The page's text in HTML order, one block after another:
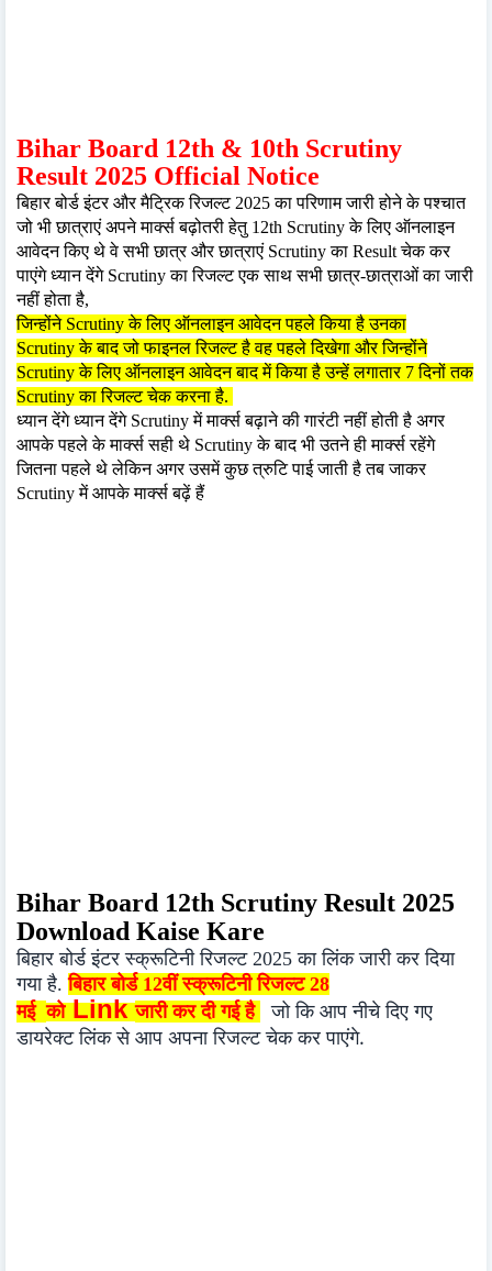
Bihar Board 12th & 10th Scrutiny
Result 2025 Official Notice
बिहार बोर्ड इंटर और मैट्रिक रिजल्ट 2025 का परिणाम जारी होने के पश्चात
जो भी छात्राएं अपने मार्क्स बढ़ोतरी हेतु 12th Scrutiny के लिए ऑनलाइन
आवेदन किए थे वे सभी छात्र और छात्राएं Scrutiny का Result चेक कर
पाएंगे ध्यान देंगे Scrutiny का रिजल्ट एक साथ सभी छात्र-छात्राओं का जारी
नहीं होता है,
जिन्होंने Scrutiny के लिए ऑनलाइन आवेदन पहले किया है उनका
Scrutiny के बाद जो फाइनल रिजल्ट है वह पहले दिखेगा और जिन्होंने
Scrutiny के लिए ऑनलाइन आवेदन बाद में किया है उन्हें लगातार 7 दिनों तक
Scrutiny का रिजल्ट चेक करना है.
ध्यान देंगे ध्यान देंगे Scrutiny में मार्क्स बढ़ाने की गारंटी नहीं होती है अगर
आपके पहले के मार्क्स सही थे Scrutiny के बाद भी उतने ही मार्क्स रहेंगे
जितना पहले थे लेकिन अगर उसमें कुछ त्रुटि पाई जाती है तब जाकर
Scrutiny में आपके मार्क्स बढ़ें हैं
Bihar Board 12th Scrutiny Result 2025
Download Kaise Kare
बिहार बोर्ड इंटर स्क्रूटिनी रिजल्ट 2025 का लिंक जारी कर दिया
गया है.बिहार बोर्ड 12वीं स्क्रूटिनी रिजल्ट 28
मईकोLinkजारी कर दी गई है जो कि आप नीचे दिए गए
डायरेक्ट लिंक से आप अपना रिजल्ट चेक कर पाएंगे.